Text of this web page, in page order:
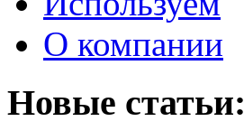
О компании
Новые статьи: